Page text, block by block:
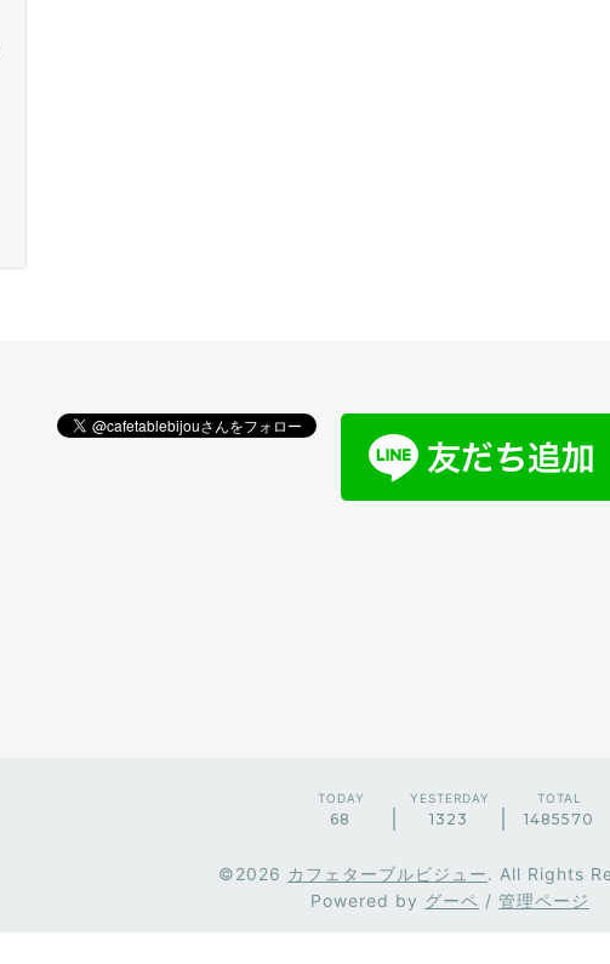
TODAY
68
YESTERDAY
1323
TOTAL
1485570
©2026 カフェターブルビジュー. All Rights
Powered by グーペ / 管理ページ